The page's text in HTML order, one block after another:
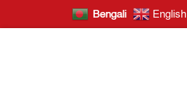
Bengali English